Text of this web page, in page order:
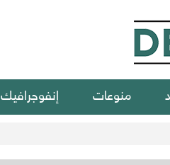
منوعات إنفوجرافيك